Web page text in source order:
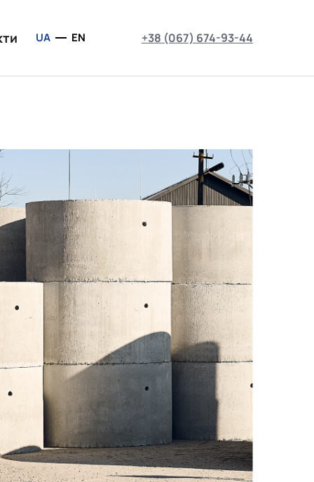
UA EN +38 (067) 674-93-44